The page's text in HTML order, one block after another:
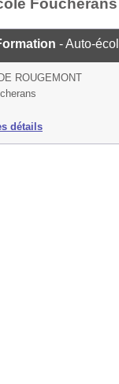
Foucherans
- Auto-
ROUGEMONT
détails